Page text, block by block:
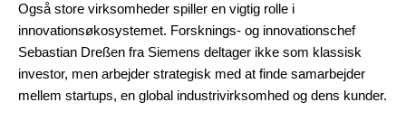
Også store virksomheder spiller en vigtig rolle i
innovationsøkosystemet. Forsknings- og innovationschef
Sebastian Dreßen fra Siemens deltager ikke som klassisk
investor, men arbejder strategisk med at finde samarbejder
mellem startups, en global industrivirksomhed og dens kunder.